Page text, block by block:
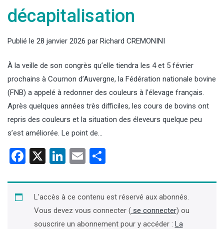
décapitalisation
Publié le 28 janvier 2026 par Richard CREMONINI
À la veille de son congrès qu’elle tiendra les 4 et 5 février
prochains à Cournon d’Auvergne, la Fédération nationale bovine
(FNB) a appelé à redonner des couleurs à l’élevage français.
Après quelques années très difficiles, les cours de bovins ont
repris des couleurs et la situation des éleveurs quelque peu
s’est améliorée. Le point de…
Facebook
X LinkedIn
Email
L'accès à ce contenu est réservé aux abonnés.
Vous devez vous connecter (se connecter) ou
souscrire un abonnement pour y accéder : La